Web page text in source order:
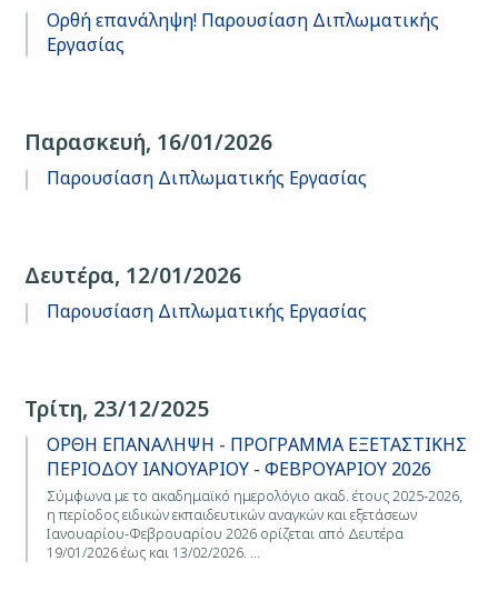
Ορθή επανάληψη! Παρουσίαση Διπλωματικής
Εργασίας
Παρασκευή, 16/01/2026
Παρουσίαση Διπλωματικής Εργασίας
Δευτέρα, 12/01/2026
Παρουσίαση Διπλωματικής Εργασίας
Τρίτη, 23/12/2025
ΟΡΘΗ ΕΠΑΝΑΛΗΨΗ - ΠΡΟΓΡΑΜΜΑ ΕΞΕΤΑΣΤΙΚΗΣ
ΠΕΡΙΟΔΟΥ ΙΑΝΟΥΑΡΙΟΥ - ΦΕΒΡΟΥΑΡΙΟΥ 2026
Σύμφωνα με το ακαδημαϊκό ημερολόγιο ακαδ. έτους 2025-2026,
η περίοδος ειδικών εκπαιδευτικών αναγκών και εξετάσεων
Ιανουαρίου-Φεβρουαρίου 2026 ορίζεται από Δευτέρα
19/01/2026 έως και 13/02/2026. …